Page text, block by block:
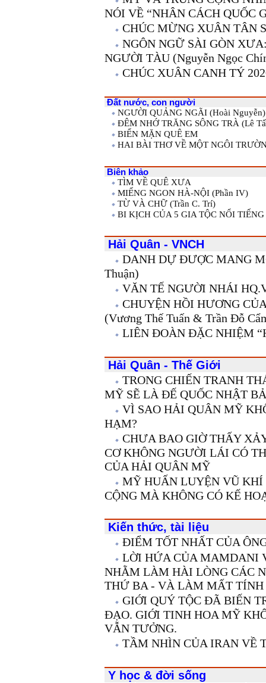
NÓI VỀ “NHÂN CÁCH QUỐC
CHÚC MỪNG XUÂN TÂN
NGÔN NGỮ SÀI GÒN
NGƯỜI TÀU (Nguyễn Ngọc
CHÚC XUÂN CANH TÝ
Đất nước, con người
NGƯỜI QUẢNG NGÃI (Hoài
ĐÊM NHỚ TRĂNG SÔNG TRÀ (Lê
BIỂN MẶN QUÊ EM
HAI BÀI THƠ VỀ MỘT NGÔI
Biên khảo
TÌM VỀ QUÊ XƯA
MIẾNG NGON HÀ-NỘI (Phần IV)
TỪ VÀ CHỮ (Trần C. Trí)
BI KỊCH CỦA 5 GIA TỘC NỔI
Hải Quân - VNCH
DANH DỰ ĐƯỢC MANG
Thuận)
VĂN TẾ NGƯỜI NHÁI
CHUYỆN HỒI HƯƠNG
(Vương Thế Tuấn & Trần Đỗ
LIÊN ĐOÀN ĐẶC NHIỆM
Hải Quân - Thế Giới
TRONG CHIẾN TRANH
MỸ SẼ LÀ ĐẾ QUỐC NHẬT
VÌ SAO HẢI QUÂN MỸ
HẠM?
CHƯA BAO GIỜ THẤY
CƠ KHÔNG NGƯỜI LÁI CÓ
CỦA HẢI QUÂN MỸ
MỸ HUẤN LUYỆN VŨ KHÍ
CỘNG MÀ KHÔNG CÓ KẾ
Kiến thức, tài liệu
ĐIỂM TỐT NHẤT CỦA
LỜI HỨA CỦA MAMDANI
NHẰM LÀM HÀI LÒNG CÁC
THỨ BA - VÀ LÀM MẤT TÍNH
GIỚI QUÝ TỘC ĐÃ BIẾN
ĐẠO. GIỚI TINH HOA MỸ
VẪN TƯỞNG.
TẦM NHÌN CỦA IRAN VỀ
Y học & đời sống